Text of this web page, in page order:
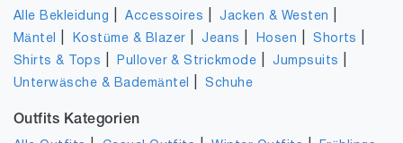
Alle Bekleidung |Accessoires |Jacken & Westen
Mäntel Kostüme & Blazer |Jeans Hosen |Shorts
Shirts & Tops Pullover & Strickmode |Jumpsuits
Unterwäsche & Bademäntel |Schuhe
Outfits Kategorien